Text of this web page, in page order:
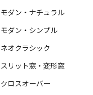
モダン・ナチュラル
モダン・シンプル
ネオクラシック
スリット窓・変形窓
クロスオーバー